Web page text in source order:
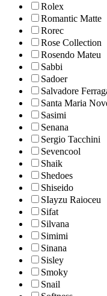
Rolex
Romantic Matte
Rorec
Rose Collection
Rosendo Mateu
Sabbi
Sadoer
Salvadore
Santa Maria
Sasimi
Senana
Sergio Tacchini
Sevencool
Shaik
Shedoes
Shiseido
SIayzu Raioceu
Sifat
Silvana
Simimi
Sinana
Sisley
Smoky
Snail